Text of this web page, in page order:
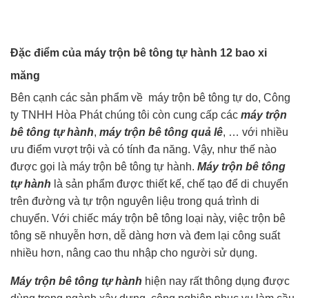
Đặc điểm của máy trộn bê tông tự hành 12 bao xi
măng
Bên cạnh các sản phẩm về máy trộn bê tông tự do, Công
ty TNHH Hòa Phát chúng tôi còn cung cấp các máy trộn
bê tông tự hành, máy trộn bê tông quả lê, … với nhiều
ưu điểm vượt trội và có tính đa năng. Vậy, như thế nào
được gọi là máy trộn bê tông tự hành. Máy trộn bê tông
tự hành là sản phẩm được thiết kế, chế tạo để di chuyển
trên đường và tự trộn nguyên liệu trong quá trình di
chuyển. Với chiếc máy trộn bê tông loại này, việc trộn bê
tông sẽ nhuyễn hơn, dễ dàng hơn và đem lại công suất
nhiều hơn, nâng cao thu nhập cho người sử dụng.
Máy trộn bê tông tự hành hiện nay rất thông dụng được